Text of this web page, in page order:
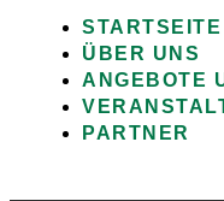
STARTSEITE
ÜBER UNS
ANGEBOTE
PARTNER